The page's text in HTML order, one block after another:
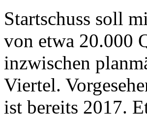
Startschuss soll
von etwa 20.000
inzwischen
Viertel.
ist bereits 2017.